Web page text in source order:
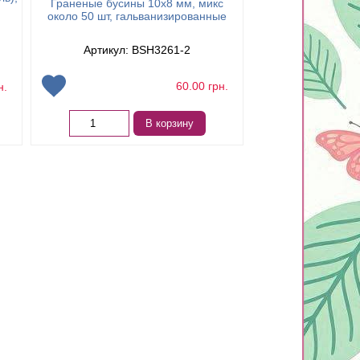
Граненые бусины 10х8 мм, микс
около 50 шт, гальванизированные
Артикул: BSH3261-2
60.00 грн.
В корзину
низка 47см
Артикул: